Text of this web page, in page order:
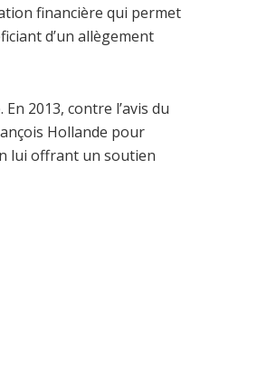
financière qui permet
d’un allègement
2013, contre l’avis du
Hollande pour
lui offrant un soutien